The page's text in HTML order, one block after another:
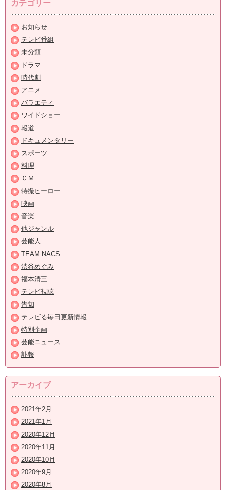
カテゴリー
お知らせ
テレビ番組
未分類
ドラマ
時代劇
アニメ
バラエティ
ワイドショー
報道
ドキュメンタリー
スポーツ
料理
ＣＭ
特撮ヒーロー
映画
音楽
他ジャンル
芸能人
TEAM NACS
渋谷めぐみ
福本清三
テレビ視聴
告知
テレビる毎日更新情報
特別企画
芸能ニュース
訃報
アーカイブ
2021年2月
2021年1月
2020年12月
2020年11月
2020年10月
2020年9月
2020年8月